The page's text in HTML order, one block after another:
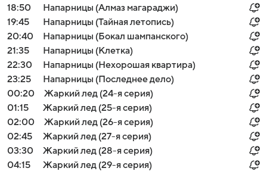
18:50
Напарницы (Алмаз магараджи)
19:45
Напарницы (Тайная летопись)
20:40
Напарницы (Бокал шампанского)
21:35
Напарницы (Клетка)
22:30
Напарницы (Нехорошая квартира)
23:25
Напарницы (Последнее дело)
00:20
Жаркий лед (24-я серия)
01:15
Жаркий лед (25-я серия)
02:00
Жаркий лед (26-я серия)
02:45
Жаркий лед (27-я серия)
03:30
Жаркий лед (28-я серия)
04:15
Жаркий лед (29-я серия)